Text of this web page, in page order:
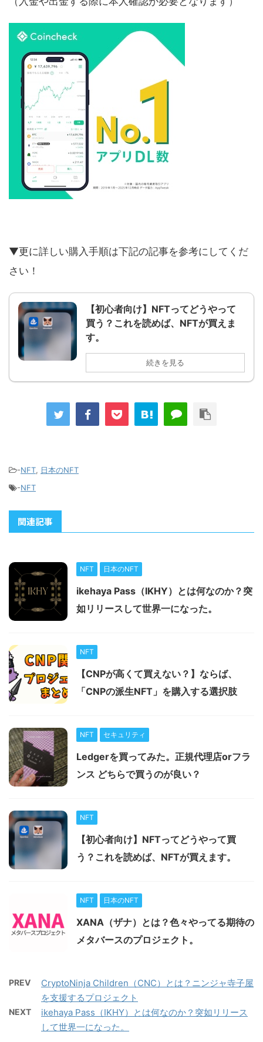
▼更に詳しい購入手順は下記の記事を参考にしてくだ
さい！
【初心者向け】NFTってどうやって
買う？これを読めば、NFTが買えま
す。
続きを見る
-NFT, 日本のNFT
-NFT
関連記事
NFT 日本のNFT
ikehaya Pass（IKHY）とは何なのか？突
如リリースして世界一になった。
NFT
【CNPが高くて買えない？】ならば、
「CNPの派生NFT」を購入する選択肢
NFT セキュリティ
Ledgerを買ってみた。正規代理店orフラ
ンス どちらで買うのが良い？
NFT
【初心者向け】NFTってどうやって買
う？これを読めば、NFTが買えます。
NFT 日本のNFT
XANA（ザナ）とは？色々やってる期待の
メタバースのプロジェクト。
PREV
CryptoNinja Children（CNC）とは？ニンジャ寺子屋
を支援するプロジェクト
NEXT
ikehaya Pass（IKHY）とは何なのか？突如リリース
して世界一になった。